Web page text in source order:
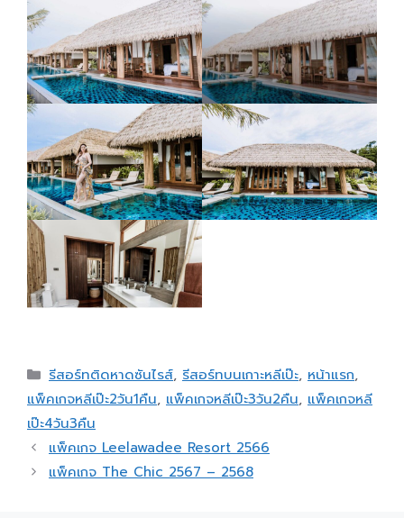
รีสอร์ทติดหาดซันไรส์, รีสอร์ทบนเกาะหลีเป๊ะ, หน้าแรก,
แพ็คเกจหลีเป๊ะ2วัน1คืน, แพ็คเกจหลีเป๊ะ3วัน2คืน, แพ็คเกจหลี
เป๊ะ4วัน3คืน
แพ็คเกจ Leelawadee Resort 2566
แพ็คเกจ The Chic 2567 – 2568